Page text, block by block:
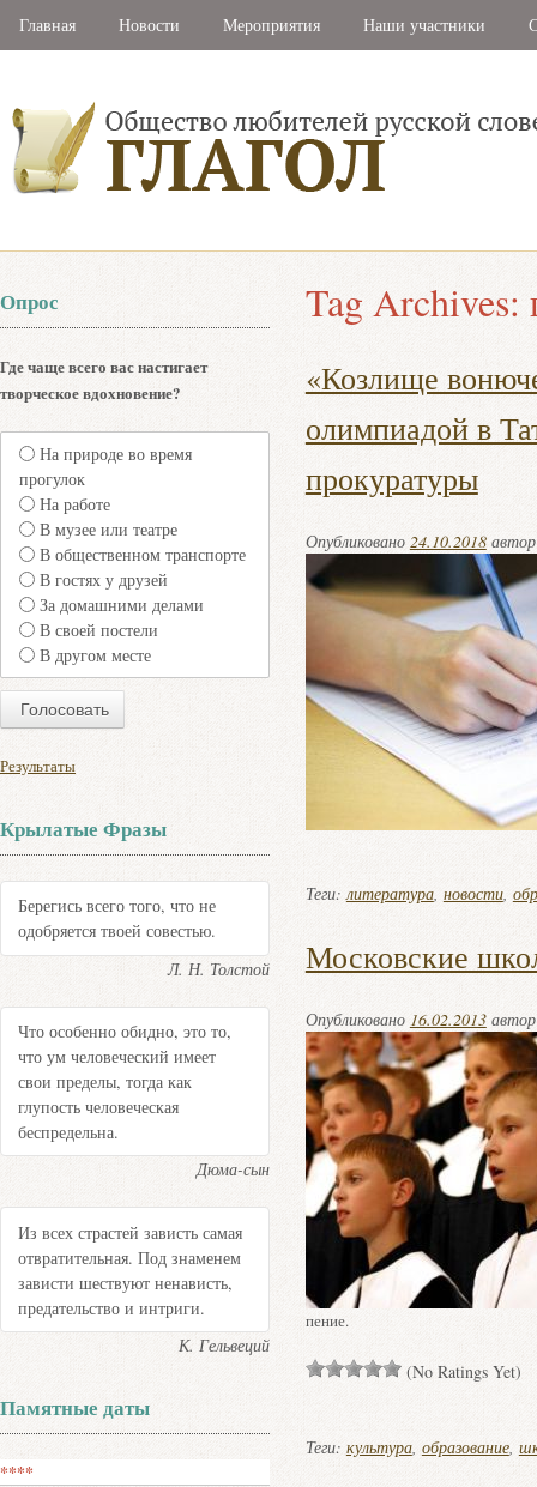
Главная Новости Мероприятия Наши участники
Tag Archives:
«Козлище
олимпиадой в
прокуратуры
Опубликовано 24.10.2018
Теги:литература, новости,
Московские
Опубликовано 16.02.2013
пение.
(No Ratings Yet)
Теги: культура, образование,
Опрос
Где чаще всего вас настигает
творческое вдохновение?
На природе во время
прогулок
На работе
В музее или театре
В общественном транспорте
В гостях у друзей
За домашними делами
В своей постели
В другом месте
Результаты
Крылатые Фразы
Берегись всего того, что не
одобряется твоей совестью.
Л. Н. Толстой
Что особенно обидно, это то,
что ум человеческий имеет
свои пределы, тогда как
глупость человеческая
беспредельна.
Дюма-сын
Из всех страстей зависть самая
отвратительная. Под знаменем
зависти шествуют ненависть,
предательство и интриги.
К. Гельвеций
Памятные даты
****